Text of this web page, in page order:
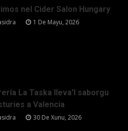
nel Cider Salon Hungary
1 De Mayu, 2026
La Taska lleva’l saborgu
a Valencia
30 De Xunu, 2026